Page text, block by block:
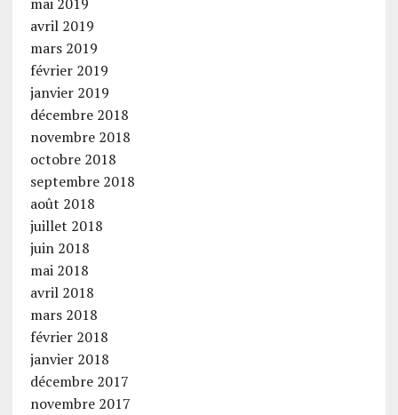
mai 2019
avril 2019
mars 2019
février 2019
janvier 2019
décembre 2018
novembre 2018
octobre 2018
septembre 2018
août 2018
juillet 2018
juin 2018
mai 2018
avril 2018
mars 2018
février 2018
janvier 2018
décembre 2017
novembre 2017